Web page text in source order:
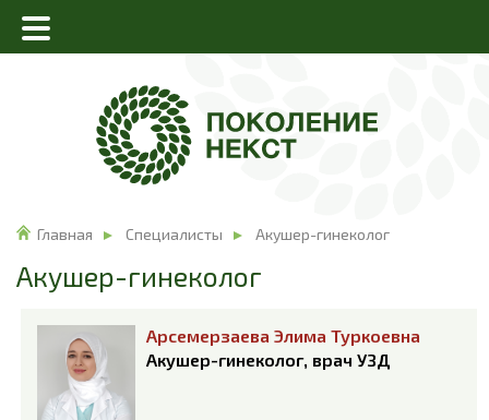
Главная Специалисты Акушер-гинеколог
Акушер-гинеколог
Арсемерзаева Элима Туркоевна
Акушер-гинеколог, врач УЗД